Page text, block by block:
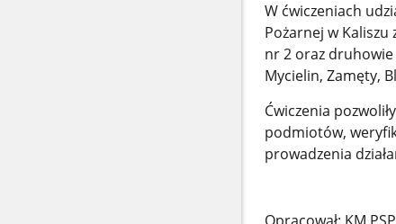
W ćwiczeniach
Pożarnej w Kaliszu
nr 2 oraz druhowie
Mycielin, Zamęty,
Ćwiczenia
podmiotów,
prowadzenia